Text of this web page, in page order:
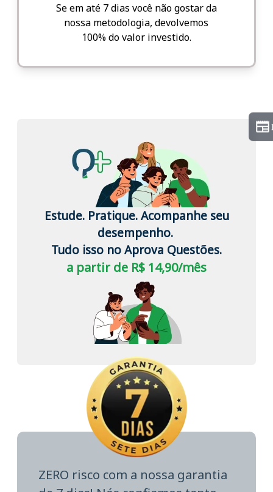
Se em até 7 dias você não gostar da
nossa metodologia, devolvemos
100% do valor investido.
Estude. Pratique. Acompanhe seu
desempenho.
Tudo isso no Aprova Questões.
a partir de R$ 14,90/mês
ZERO risco com a nossa garantia